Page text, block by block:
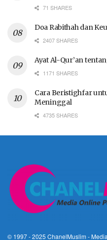
71 SHARES
Doa Rabithah dan
2407 SHARES
Ayat Al-Qur’an
1171 SHARES
Cara Beristighfar
Meninggal
4735 SHARES
© 1997 - 2025 ChanelMuslim -